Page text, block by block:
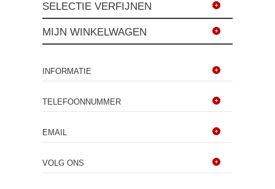
SELECTIE VERFIJNEN
MIJN WINKELWAGEN
INFORMATIE
TELEFOONNUMMER
EMAIL
VOLG ONS